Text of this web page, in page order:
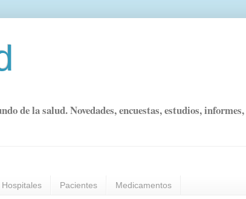
de la salud. Novedades, encuestas, estudios,
Hospitales Pacientes Medicamentos